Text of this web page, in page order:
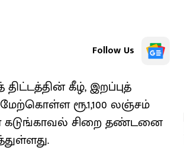
Follow Us
திட்டத்தின் கீழ், இறப்புத்
ரூ.1,100 லஞ்சம்
கடுங்காவல் சிறை தண்டனை